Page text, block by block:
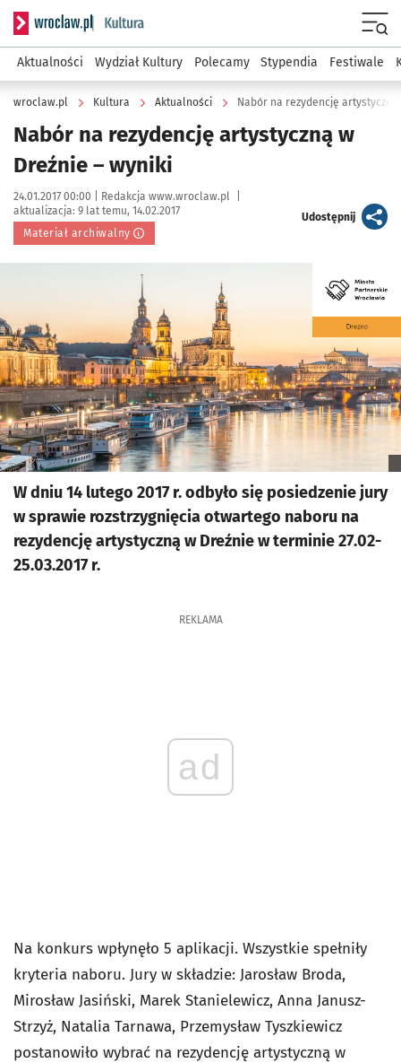
Serwis informacyjny wroclaw.pl podserwis: Kultura
Aktualności Wydział Kultury Polecamy Stypendia Festiwale
wroclaw.pl Kultura Aktualności Nabór na rezydencję
Nabór na rezydencję artystyczną w
Dreźnie – wyniki
Data publikacji:
24.01.2017 00:00 | Autor:
Redakcja www.wroclaw.pl
aktualizacja: 9 lat temu, 14.02.2017
Materiał archiwalny
Udostępnijartykuł
Kliknij, aby powiększyć
W dniu 14 lutego 2017 r. odbyło się posiedzenie jury
w sprawie rozstrzygnięcia otwartego naboru na
rezydencję artystyczną w Dreźnie w terminie 27.02-
25.03.2017 r.
REKLAMA
ad
Na konkurs wpłynęło 5 aplikacji. Wszystkie spełniły
kryteria naboru. Jury w składzie: Jarosław Broda,
Mirosław Jasiński, Marek Stanielewicz, Anna Janusz-
Strzyż, Natalia Tarnawa, Przemysław Tyszkiewicz
postanowiło wybrać na rezydencję artystyczną w